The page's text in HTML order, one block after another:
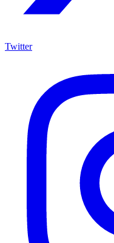
Twitter